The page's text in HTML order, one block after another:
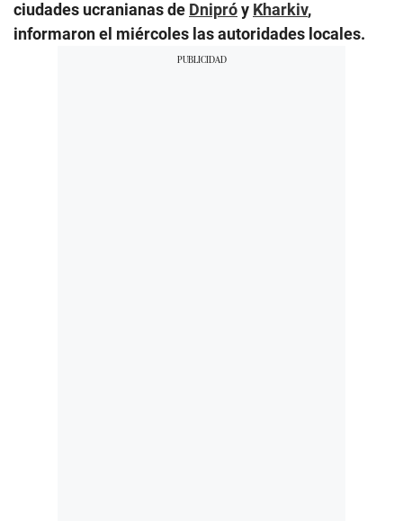
ciudades ucranianas de Dnipróy Kharkiv,
informaron el miércoles las autoridades locales.